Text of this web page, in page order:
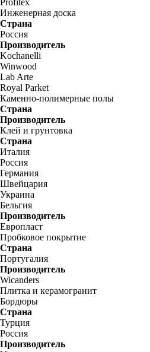
Profitex
Инженерная доска
Страна
Россия
Производитель
Kochanelli
Winwood
Lab Arte
Royal Parket
Каменно-полимерные полы
Страна
Производитель
Клей и грунтовка
Страна
Италия
Россия
Германия
Швейцария
Украина
Бельгия
Производитель
Европласт
Пробковое покрытие
Страна
Португалия
Производитель
Wicanders
Плитка и керамогранит
Бордюры
Страна
Турция
Россия
Производитель